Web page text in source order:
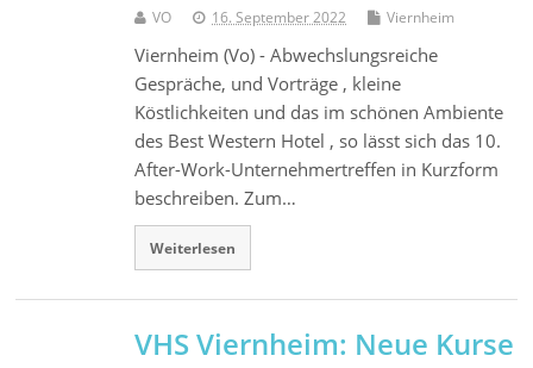
VO 16. September 2022 Viernheim
Viernheim (Vo) - Abwechslungsreiche
Gespräche, und Vorträge , kleine
Köstlichkeiten und das im schönen Ambiente
des Best Western Hotel , so lässt sich das 10.
After-Work-Unternehmertreffen in Kurzform
beschreiben. Zum…
Weiterlesen
VHS Viernheim: Neue Kurse